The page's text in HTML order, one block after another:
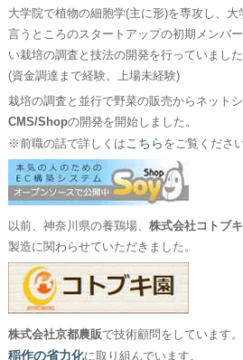
大学院で植物の細胞学(主に形)を専攻し、
言うところのスタートアップの初期メンバ
い栽培の調査と技法の開発を行っていました
(資金調達まで経験。上場未経験)
栽培の調査と並行で野菜の販売からネット
CMS/Shopの開発を開始しました。
※前職の話で詳しくは こちら をご覧ください
以前、神奈川県の養鶏場、 株式会社コトブ
製造に関わらせていただきました。
株式会社京都農販で技術顧問をしています。
稲作の省力化に取り組んでいます。